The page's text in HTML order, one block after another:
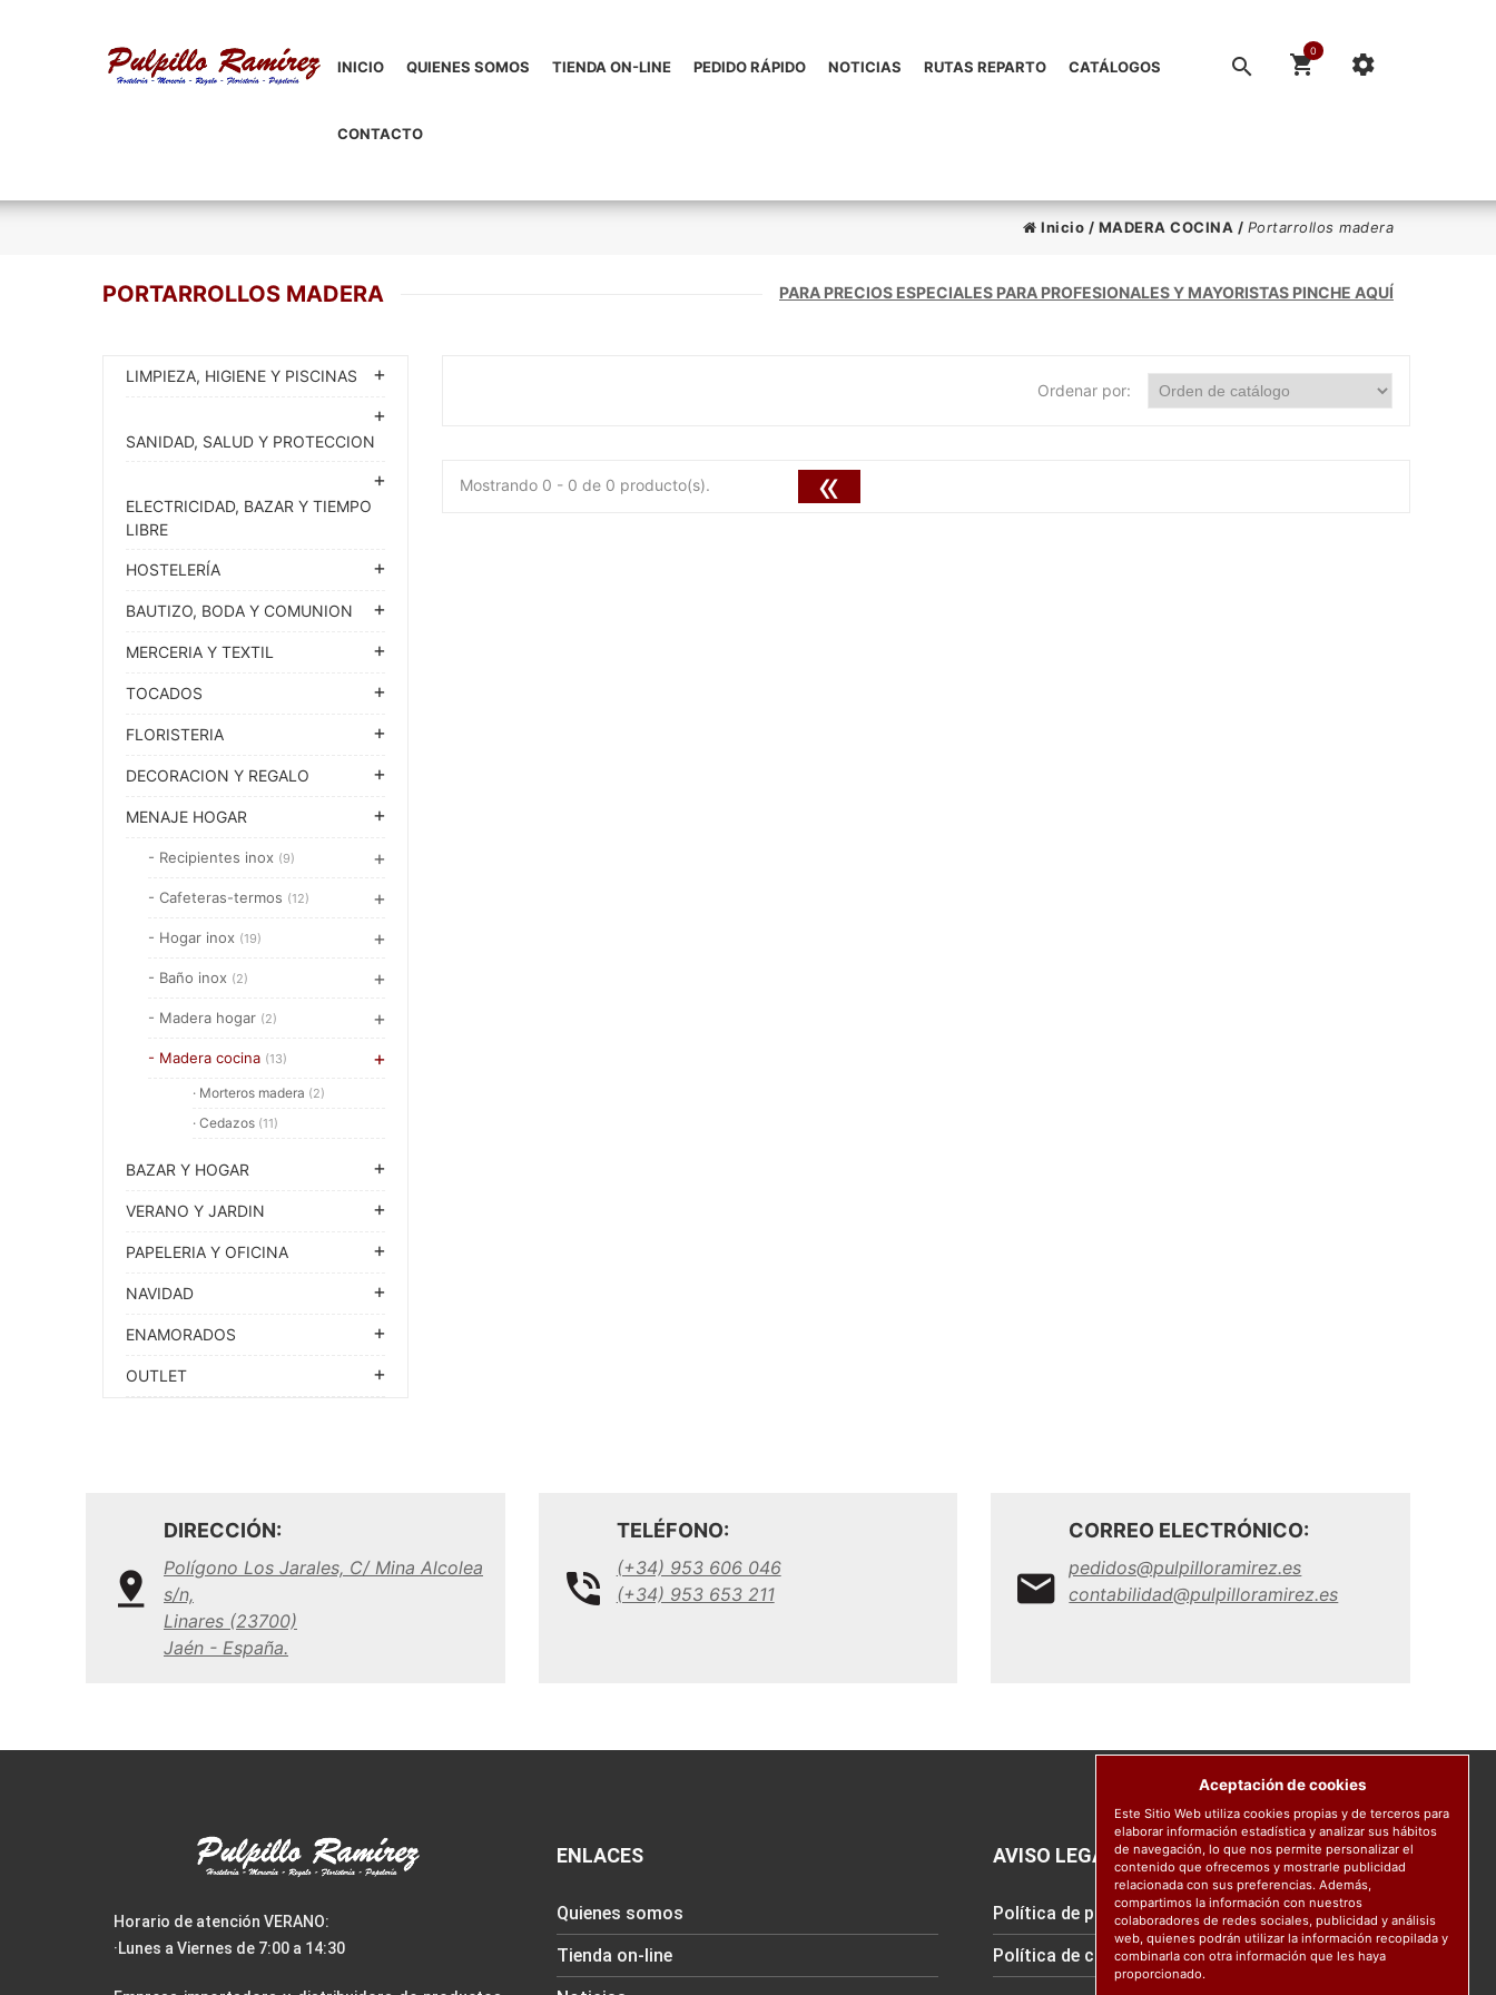
0
INICIO QUIENES SOMOS TIENDA ON-LINE PEDIDO RÁPIDO NOTICIAS RUTAS REPARTO CATÁLOGOS
CONTACTO
Inicio / MADERA COCINA / Portarrollos madera
PORTARROLLOS MADERA PARA PRECIOS ESPECIALES PARA PROFESIONALES Y MAYORISTAS PINCHE AQUÍ
LIMPIEZA, HIGIENE Y PISCINAS
SANIDAD, SALUD Y PROTECCION
ELECTRICIDAD, BAZAR Y TIEMPO
LIBRE
HOSTELERÍA
BAUTIZO, BODA Y COMUNION
MERCERIA Y TEXTIL
TOCADOS
FLORISTERIA
DECORACION Y REGALO
MENAJE HOGAR
- Recipientes inox (9)
- Cafeteras-termos (12)
- Hogar inox (19)
- Baño inox (2)
- Madera hogar (2)
- Madera cocina (13)
· Morteros madera (2)
· Cedazos (11)
BAZAR Y HOGAR
VERANO Y JARDIN
PAPELERIA Y OFICINA
NAVIDAD
ENAMORADOS
OUTLET
Ordenar por:
Mostrando 0 - 0 de 0 producto(s). «
DIRECCIÓN:
Polígono Los Jarales, C/ Mina Alcolea
s/n,
Linares (23700)
Jaén - España.
TELÉFONO:
(+34) 953 606 046
(+34) 953 653 211
CORREO ELECTRÓNICO:
pedidos@pulpilloramirez.es
contabilidad@pulpilloramirez.es
Horario de atención VERANO:
·Lunes a Viernes de 7:00 a 14:30
ENLACES
Quienes somos
Tienda on-line
AVISO LEGAL
Política de protección de datos
Política de cookies
Aceptación de cookies
Este Sitio Web utiliza cookies propias y de terceros para
elaborar información estadística y analizar sus hábitos
de navegación, lo que nos permite personalizar el
contenido que ofrecemos y mostrarle publicidad
relacionada con sus preferencias. Además,
compartimos la información con nuestros
colaboradores de redes sociales, publicidad y análisis
web, quienes podrán utilizar la información recopilada y
combinarla con otra información que les haya
proporcionado.